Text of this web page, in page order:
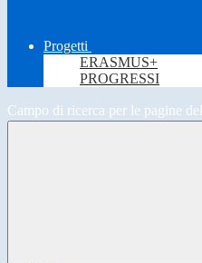
Progetti
ERASMUS+
PROGRESSI
Campo di ricerca per le pagine